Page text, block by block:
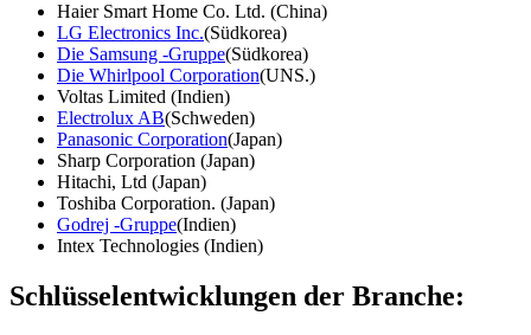
Haier Smart Home Co. Ltd. (China)
LG Electronics Inc.(Südkorea)
Die Samsung -Gruppe(Südkorea)
Die Whirlpool Corporation(UNS.)
Voltas Limited (Indien)
Electrolux AB(Schweden)
Panasonic Corporation(Japan)
Sharp Corporation (Japan)
Hitachi, Ltd (Japan)
Toshiba Corporation. (Japan)
Godrej -Gruppe(Indien)
Intex Technologies (Indien)
Schlüsselentwicklungen der Branche: